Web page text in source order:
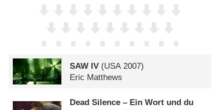
SAW IV (USA 2007)
Eric Matthews
Dead Silence – Ein Wort und du